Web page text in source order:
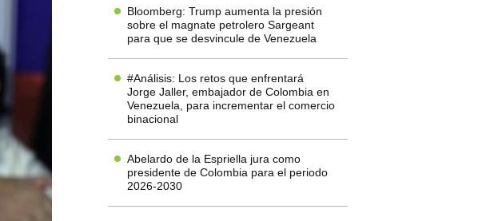
Bloomberg: Trump aumenta la presión
sobre el magnate petrolero Sargeant
para que se desvincule de Venezuela
#Análisis: Los retos que enfrentará
Jorge Jaller, embajador de Colombia en
Venezuela, para incrementar el comercio
binacional
Abelardo de la Espriella jura como
presidente de Colombia para el periodo
2026-2030